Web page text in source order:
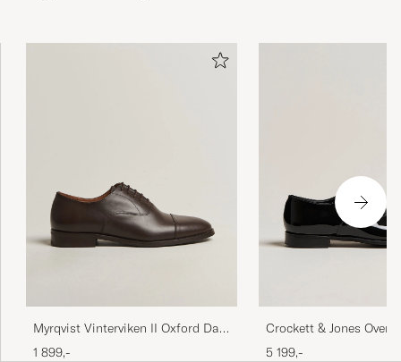
Myrqvist Vinterviken II Oxford Dark
Brown Calf
1 899,-
Crockett & Jones
Black Patent
5 199,-